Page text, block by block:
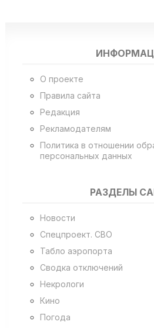
О проекте
Правила сайта
Редакция
Рекламодателям
Политика в отношении
персональных данных
РАЗДЕЛЫ
Новости
Спецпроект. СВО
Табло аэропорта
Сводка отключений
Некрологи
Кино
Погода